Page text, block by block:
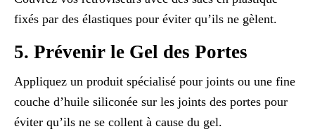
fixés par des élastiques pour éviter qu’ils ne gèlent.
5. Prévenir le Gel des Portes
Appliquez un produit spécialisé pour joints ou une fine
couche d’huile siliconée sur les joints des portes pour
éviter qu’ils ne se collent à cause du gel.